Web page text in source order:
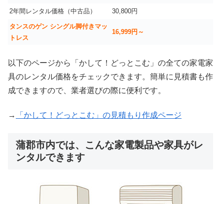
2年間レンタル価格（中古品） 30,800円
タンスのゲン シングル脚付きマッ
トレス
16,999円～
以下のページから「かして！どっとこむ」の全ての家電家
具のレンタル価格をチェックできます。簡単に見積書も作
成できますので、業者選びの際に便利です。
→ 「かして！どっとこむ」の見積もり作成ページ
蒲郡市内では、こんな家電製品や家具がレ
ンタルできます